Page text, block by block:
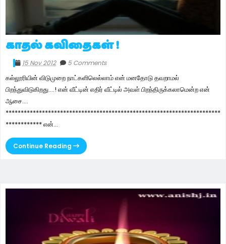
காதல் கவிதைகள் !
15 Nov 2012 5 Comments
கல்லூரியின் விடுமுறை நாட்களிலெல்லாம் என் மனதோடு தவறாமல்
பிறந்துவிடுகிறது....! என் வீட்டின் எதிர் வீட்டில் அவள் பிறந்திருக்கலாமென்ற என்
ஆசை....
***********************************************************************
************ என்...
Continue Reading